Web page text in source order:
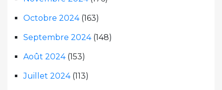
Octobre 2024(163)
Septembre 2024(148)
Août 2024(153)
Juillet 2024(113)